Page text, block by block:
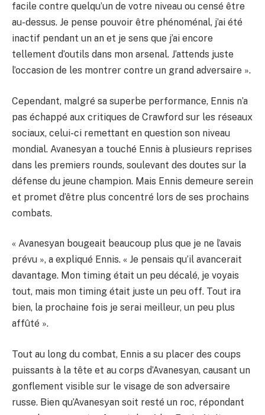
facile contre quelqu’un de votre niveau ou censé être
au-dessus. Je pense pouvoir être phénoménal, j’ai été
inactif pendant un an et je sens que j’ai encore
tellement d’outils dans mon arsenal. J’attends juste
l’occasion de les montrer contre un grand adversaire ».
Cependant, malgré sa superbe performance, Ennis n’a
pas échappé aux critiques de Crawford sur les réseaux
sociaux, celui-ci remettant en question son niveau
mondial. Avanesyan a touché Ennis à plusieurs reprises
dans les premiers rounds, soulevant des doutes sur la
défense du jeune champion. Mais Ennis demeure serein
et promet d’être plus concentré lors de ses prochains
combats.
« Avanesyan bougeait beaucoup plus que je ne l’avais
prévu », a expliqué Ennis. « Je pensais qu’il avancerait
davantage. Mon timing était un peu décalé, je voyais
tout, mais mon timing était juste un peu off. Tout ira
bien, la prochaine fois je serai meilleur, un peu plus
affûté ».
Tout au long du combat, Ennis a su placer des coups
puissants à la tête et au corps d’Avanesyan, causant un
gonflement visible sur le visage de son adversaire
russe. Bien qu’Avanesyan soit resté un roc, répondant